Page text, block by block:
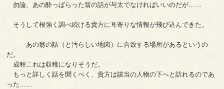
勿論、あの酔っぱらった翁の話が与太でなければいいのだが……
そうして根強く調べ続ける貴方に耳寄りな情報が飛び込んできた。
――あの翁の話（と汚らしい地図）に合致する場所があるというの
だ。
成程これは収穫になりそうだ。
もっと詳しく話を聞くべく、貴方は該当の人物の下へと訪れるのであ
った……